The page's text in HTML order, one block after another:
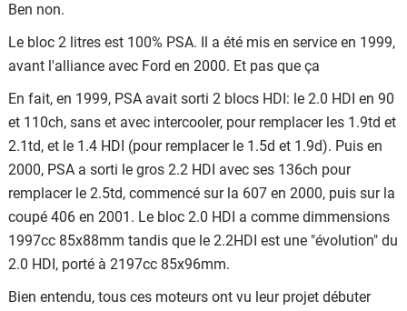
Ben non.
Le bloc 2 litres est 100% PSA. Il a été mis en service en 1999,
avant l'alliance avec Ford en 2000. Et pas que ça
En fait, en 1999, PSA avait sorti 2 blocs HDI: le 2.0 HDI en 90
et 110ch, sans et avec intercooler, pour remplacer les 1.9td et
2.1td, et le 1.4 HDI (pour remplacer le 1.5d et 1.9d). Puis en
2000, PSA a sorti le gros 2.2 HDI avec ses 136ch pour
remplacer le 2.5td, commencé sur la 607 en 2000, puis sur la
coupé 406 en 2001. Le bloc 2.0 HDI a comme dimmensions
1997cc 85x88mm tandis que le 2.2HDI est une "évolution" du
2.0 HDI, porté à 2197cc 85x96mm.
Bien entendu, tous ces moteurs ont vu leur projet débuter